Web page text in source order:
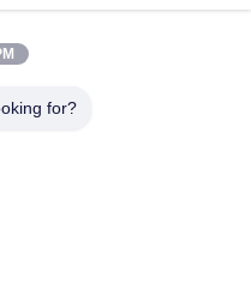
Aminozuur
100%
van Mg
for?